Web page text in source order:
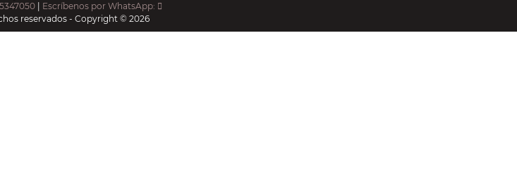
Escríbenos por WhatsApp:
reservados - Copyright © 2026